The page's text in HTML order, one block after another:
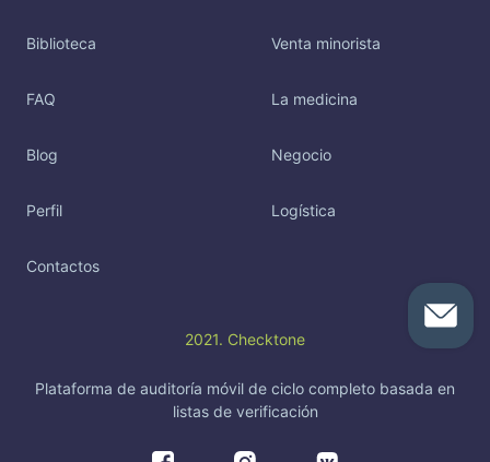
Biblioteca
FAQ
Blog
Perfil
Contactos
Venta minorista
La medicina
Negocio
Logística
2021. Checktone
Plataforma de auditoría móvil de ciclo completo basada en
listas de verificación